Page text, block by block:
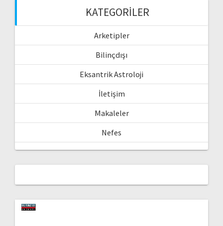
KATEGORILER
Arketipler
Bilinçdışı
Eksantrik Astroloji
İletişim
Makaleler
Nefes